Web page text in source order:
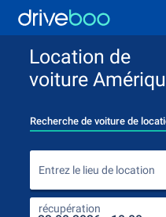
Location de
voiture
Recherche de voiture de
Entrez le lieu de location
récupération